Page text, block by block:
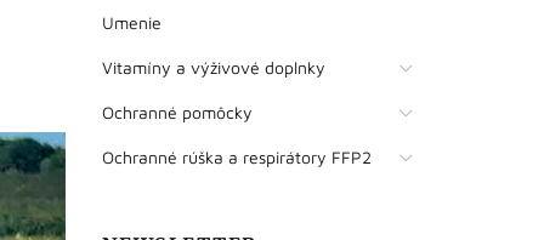
Umenie
Vitamíny a výživové doplnky
Ochranné pomôcky
Ochranné rúška a respirátory FFP2